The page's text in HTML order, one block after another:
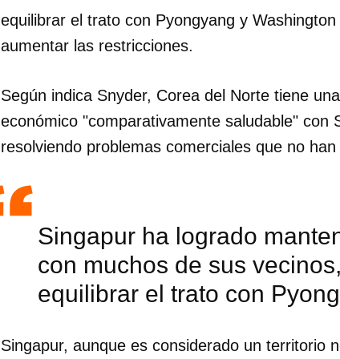
equilibrar el trato con Pyongyang y
aumentar las restricciones.
Según indica Snyder, Corea del Norte tiene
económico "comparativamente saludable" con
resolviendo problemas comerciales que no
Singapur ha logrado
con muchos de sus
equilibrar el trato con
Singapur, aunque es considerado un territorio